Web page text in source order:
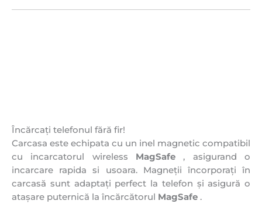
Încărcați telefonul fără fir!
Carcasa este echipata cu un inel magnetic compatibil
cu incarcatorul wireless MagSafe , asigurand o
incarcare rapida si usoara. Magneții încorporați în
carcasă sunt adaptați perfect la telefon și asigură o
atașare puternică la încărcătorul MagSafe .